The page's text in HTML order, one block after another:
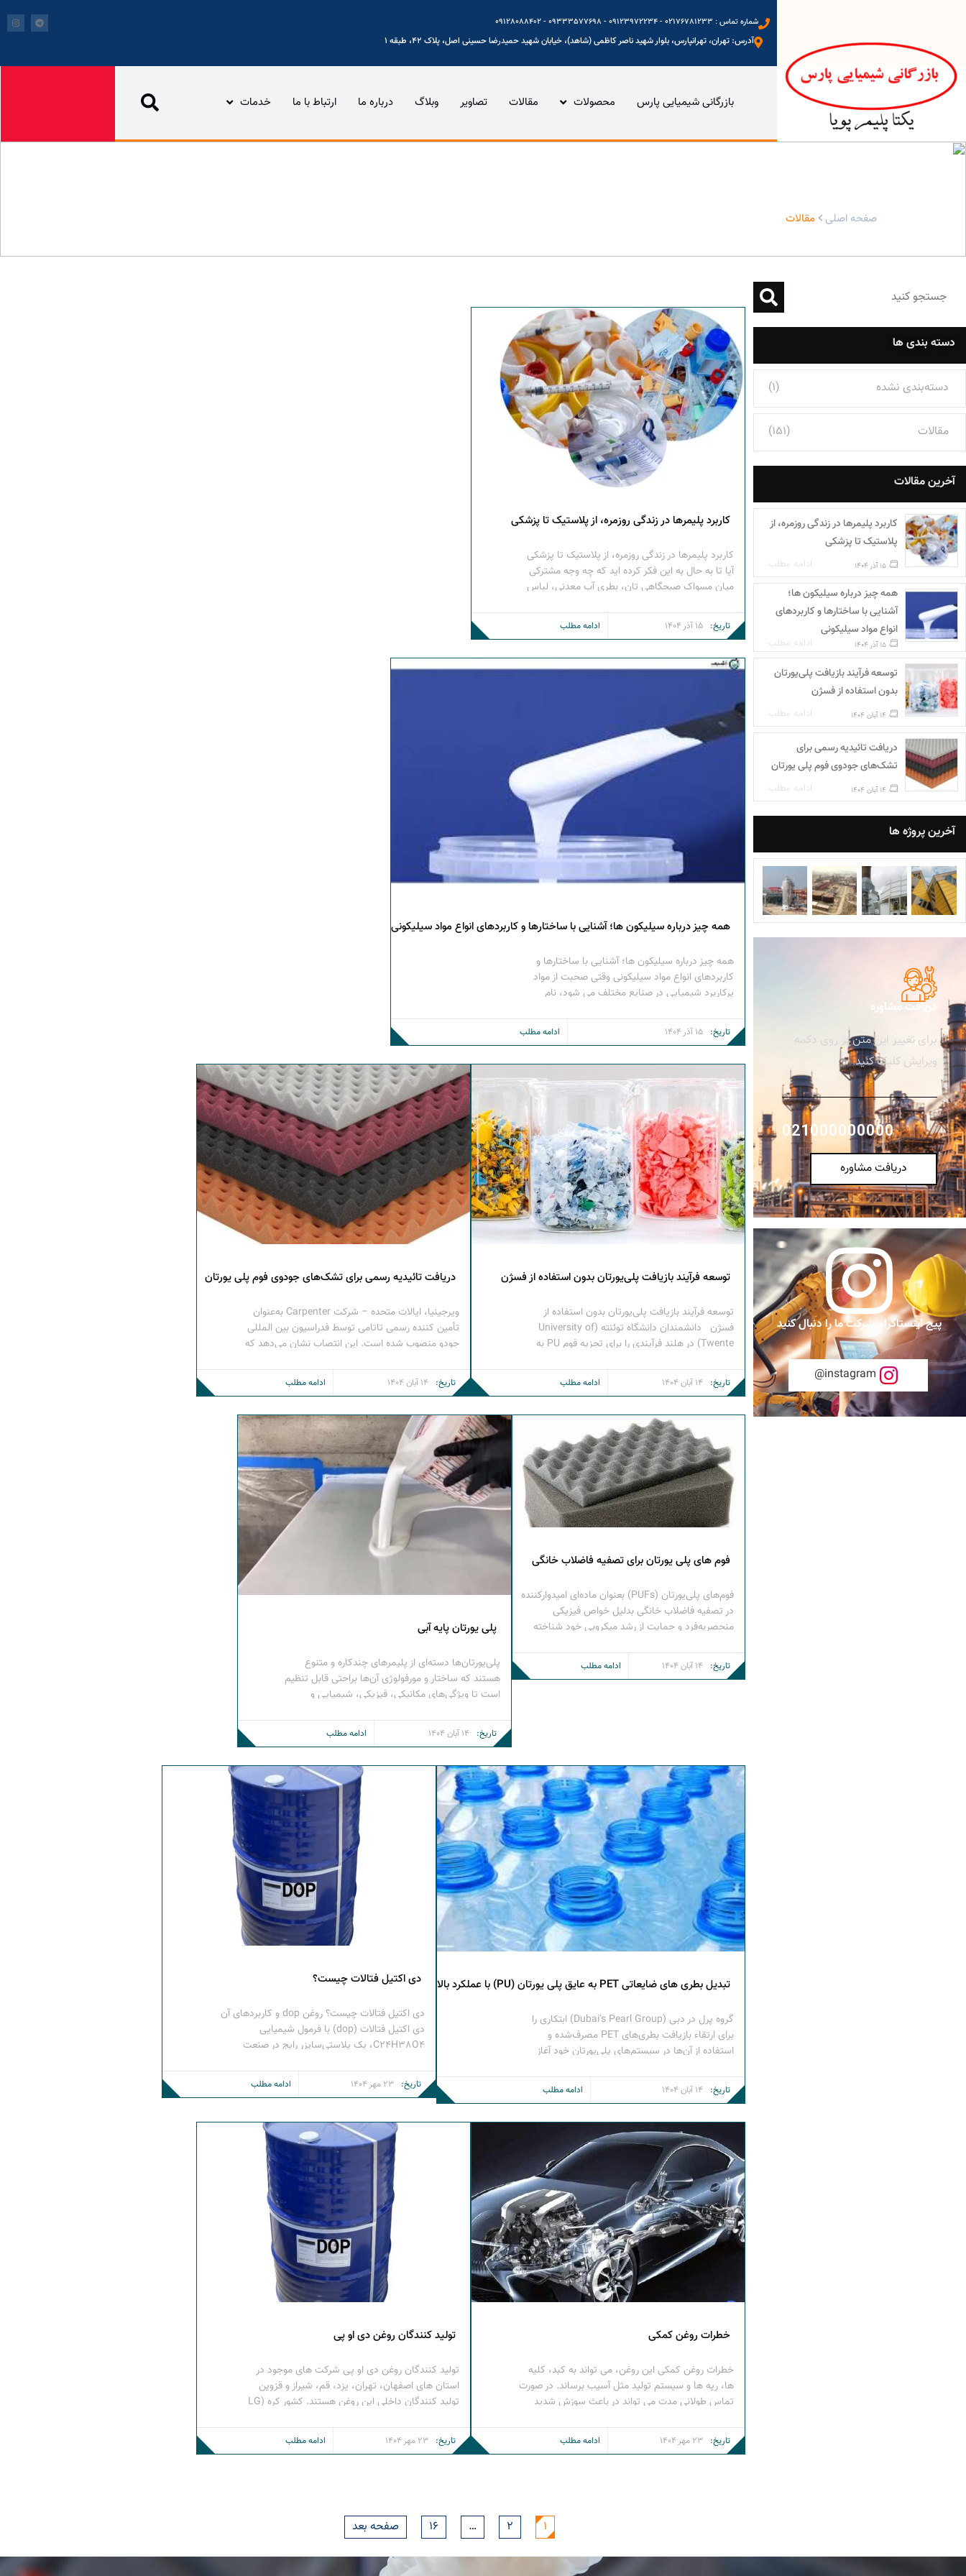
شماره تماس : 02176781233 - 09123972234 - 09333577698 - 09128088402
آدرس: تهران، تهرانپارس، بلوار شهید ناصر کاظمی (شاهد)، خیابان شهید حمیدرضا حسینی اصل، پلاک 42، طبقه 1
بازرگانی شیمیایی پارس محصولات مقالات تصاویر وبلاگ درباره ما ارتباط با ما خدمات
صفحه اصلی مقالات
دسته بندی ها
دسته‌بندی نشده (1)
مقالات (151)
آخرین مقالات
کاربرد پلیمرها در زندگی روزمره، از
پلاستیک تا پزشکی
15 آذر 1404 ادامه مطلب
همه چیز درباره سیلیکون ها؛
آشنایی با ساختارها و کاربردهای
انواع مواد سیلیکونی
15 آذر 1404 ادامه مطلب
توسعه فرآیند بازیافت پلی‌یورتان
بدون استفاده از فسژن
14 آبان 1404 ادامه مطلب
دریافت تائیدیه رسمی برای
تشک‌های جودوی فوم پلی‌ یورتان
14 آبان 1404 ادامه مطلب
آخرین پروژه ها
دریافت مشاوره
برای تغییر این متن بر روی دکمه
ویرایش کلیک کنید.
021000000000
دریافت مشاوره
پیج اینستاگرام شرکت ما را دنبال کنید
instagram@
کاربرد پلیمرها در زندگی روزمره، از پلاستیک تا پزشکی
کاربرد پلیمرها در زندگی روزمره، از پلاستیک تا پزشکی
آیا تا به حال به این فکر کرده ‌اید که چه وجه مشترکی
میان مسواک صبحگاهی ‌تان، بطری آب معدنی، لباس
پاسخ ساده و شگفت‌انگیز است: پلیمرها. این ترکیبات
شیمیایی خارق ‌العاده، تقریباً در هر جنبه ‌ای […]
تاریخ: 15 آذر 1404 ادامه مطلب
همه چیز درباره سیلیکون ها؛ آشنایی با ساختارها و کاربردهای انواع مواد سیلیکونی
همه چیز درباره سیلیکون ها؛ آشنایی با ساختارها و
کاربردهای انواع مواد سیلیکونی وقتی صحبت از مواد
پرکاربرد شیمیایی در صنایع مختلف می ‌شود، نام
می ‌شود. از شیشه و سرامیک گرفته تا روان‌ کننده ‌های
صنعتی، فوم ‌های قالب‌ گیری و نانوپودرهایی مانند
تاریخ: 15 آذر 1404 ادامه مطلب
توسعه فرآیند بازیافت پلی‌یورتان بدون استفاده از فسژن
توسعه فرآیند بازیافت پلی‌یورتان بدون استفاده از
فسژن دانشمندان دانشگاه توئنته (University of
Twente) در هلند فرآیندی را برای تجزیه فوم PU به
داده‌اند. دانشمندان دانشگاه توئنته در هلند روشی برای
بازیافت شیمیایی فوم پلی‌یورتان از تشک‌ها، مبلمان و
تاریخ: 14 آبان 1404 ادامه مطلب
دریافت تائیدیه رسمی برای تشک‌های جودوی فوم پلی‌ یورتان
ویرجینیا، ایالات متحده – شرکت Carpenter به‌عنوان
تأمین‌ کننده رسمی تاتامی توسط فدراسیون بین‌ المللی
جودو منصوب شده است. این انتصاب نشان می‌دهد که
سخت‌گیرانه فدراسیون را از نظر ایمنی، عملکرد و دوام
برآورده کرده و با استانداردهای جهانی رقابت مطابقت
تاریخ: 14 آبان 1404 ادامه مطلب
فوم‌ های پلی‌ یورتان برای تصفیه فاضلاب خانگی
فوم‌های پلی‌یورتان (PUFs) بعنوان ماده‌ای امیدوارکننده
در تصفیه فاضلاب خانگی بدلیل خواص فیزیکی
منحصربه‌فرد و حمایت از رشد میکروبی خود شناخته
استفاده می‌شوند، جایی که در نقش حامل زیست‌توده
میکروبی عمل نموده و بطور مؤثر آلاینده‌های آلی را
تاریخ: 14 آبان 1404 ادامه مطلب
پلی یورتان پایه آبی
پلی‌یورتان‌ها دسته‌ای از پلیمرهای چندکاره و متنوع
هستند که ساختار و مورفولوژی آن‌ها براحتی قابل تنظیم
است تا ویژگی‌های مکانیکی، فیزیکی، شیمیایی و
می‌توانند رفتاری ترموپلاستیک (گرمانرم) یا ترموست
(گرماسخت) داشته باشند و اغلب بعنوان پلیمرهایی با
پلی‌یورتان‌ها در بازه‌ی […]
تاریخ: 14 آبان 1404 ادامه مطلب
تبدیل بطری های ضایعاتی PET به عایق پلی یورتان (PU) با عملکرد بالا
گروه پرل در دبی (Dubai’s Pearl Group) ابتکاری را
برای ارتقاء بازیافت بطری‌های PET مصرف‌شده و
استفاده از آن‌ها در سیستم‌های پلی‌یورتان خود آغاز
شرکت بطری‌های خردشده PET را به‌عنوان ماده اولیه در
سنتز پلی‌استر به کار می‌برد و ماده عایق پیشرفته‌ای
تاریخ: 14 آبان 1404 ادامه مطلب
دی اکتیل فتالات چیست؟
دی اکتیل فتالات چیست؟ روغن dop و کاربردهای آن
دی اکتیل فتالات (dop) با فرمول شیمیایی
C24H38O4، یک پلاستی‌سایزر رایج در صنعت
خواص منحصر به­ فردی مانند انعطاف‌پذیری بالا، پایداری
حرارتی و قابلیت اختلاط با انواع رزین‌های پلیمری است.
تاریخ: 23 مهر 1404 ادامه مطلب
خطرات روغن کمکی
خطرات روغن کمکی این روغن، می تواند به کبد، کلیه
ها، ریه ها و سیستم تولید مثل آسیب برساند. در صورت
تماس طولانی مدت می تواند در باعث سوزش شدید
فتالات (DINP) می تواند منجر به رشد تومور در کبد،
طحال و کلیه های […]
تاریخ: 23 مهر 1404 ادامه مطلب
تولید کنندگان روغن دی او پی
تولید کنندگان روغن دی او پی شرکت های موجود در
استان های اصفهان، تهران، یزد، قم، شیراز و قزوین
تولید کنندگان داخلی این روغن هستند. کشور کره (LG
است. برندهای روغن دی اوپی موجود در بازار ایران
شامل موارد زیر است. روغن دی اوپی الجی کره روغن
تاریخ: 23 مهر 1404 ادامه مطلب
1
2
…
16 صفحه بعد